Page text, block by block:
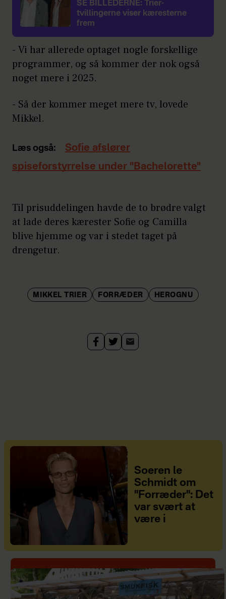
SE BILLEDERNE: Trier-
tvillingerne viser kæresterne
frem
- Vi har allerede optaget nogle forskellige
programmer, og så kommer der nok også
noget mere i 2025.
- Så der kommer meget mere tv, lovede
Mikkel.
Læs også:
Sofie afslører
spiseforstyrrelse under "Bachelorette"
Til prisuddelingen havde de to brødre valgt
at lade deres kærester Sofie og Camilla
blive hjemme og var i stedet taget på
drengetur.
MIKKEL TRIER FORRÆDER HEROGNU
Soeren le
Schmidt om
"Forræder": Det
var svært at
være i